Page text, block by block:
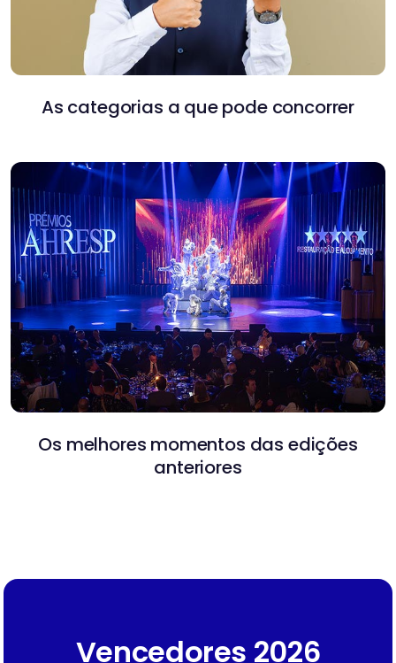
As categorias a que pode concorrer
Os melhores momentos das edições
anteriores
Vencedores 2026